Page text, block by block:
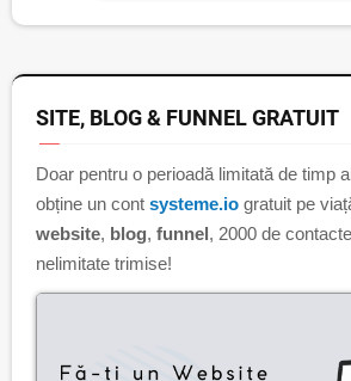
SITE, BLOG & FUNNEL GRATUIT
Doar pentru o perioadă limitată de timp
obține un cont systeme.io gratuit pe
website, blog, funnel, 2000 de
nelimitate trimise!